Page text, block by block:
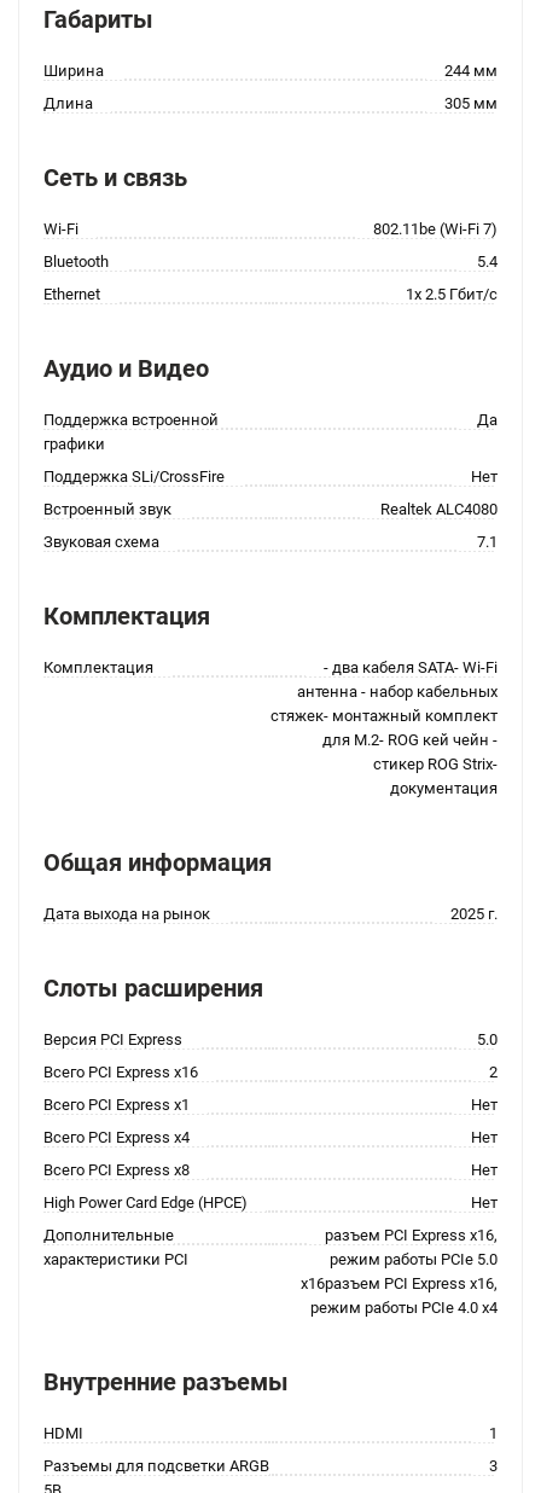
Габариты
Ширина
244 мм
Длина
305 мм
Сеть и связь
Wi-Fi
802.11be (Wi-Fi 7)
Bluetooth
5.4
Ethernet
1x 2.5 Гбит/с
Аудио и Видео
Поддержка встроенной
графики
Да
Поддержка SLi/CrossFire
Нет
Встроенный звук
Realtek ALC4080
Звуковая схема
7.1
Комплектация
Комплектация
- два кабеля SATA- Wi-Fi
антенна - набор кабельных
стяжек- монтажный комплект
для M.2- ROG кей чейн -
стикер ROG Strix-
документация
Общая информация
Дата выхода на рынок 2025 г.
Слоты расширения
Версия PCI Express
5.0
Всего PCI Express x16
2
Всего PCI Express x1
Нет
Всего PCI Express x4
Нет
Всего PCI Express x8
Нет
High Power Card Edge (HPCE)
Нет
Дополнительные
характеристики PCI
разъем PCI Express x16,
режим работы PCIe 5.0
x16разъем PCI Express x16,
режим работы PCIe 4.0 x4
Внутренние разъемы
HDMI
1
Разъемы для подсветки ARGB
3